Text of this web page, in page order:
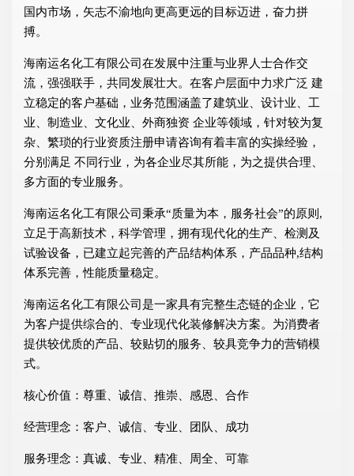
国内市场，矢志不渝地向更高更远的目标迈进，奋力拼
搏。
海南运名化工有限公司在发展中注重与业界人士合作交
流，强强联手，共同发展壮大。在客户层面中力求广泛 建
立稳定的客户基础，业务范围涵盖了建筑业、设计业、工
业、制造业、文化业、外商独资 企业等领域，针对较为复
杂、繁琐的行业资质注册申请咨询有着丰富的实操经验，
分别满足 不同行业，为各企业尽其所能，为之提供合理、
多方面的专业服务。
海南运名化工有限公司秉承“质量为本，服务社会”的原则,
立足于高新技术，科学管理，拥有现代化的生产、检测及
试验设备，已建立起完善的产品结构体系，产品品种,结构
体系完善，性能质量稳定。
海南运名化工有限公司是一家具有完整生态链的企业，它
为客户提供综合的、专业现代化装修解决方案。为消费者
提供较优质的产品、较贴切的服务、较具竞争力的营销模
式。
核心价值：尊重、诚信、推崇、感恩、合作
经营理念：客户、诚信、专业、团队、成功
服务理念：真诚、专业、精准、周全、可靠